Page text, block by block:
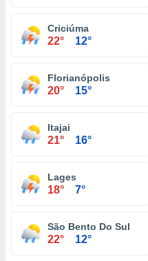
Criciúma
22° 12°
Florianópolis
20° 15°
Itajai
21° 16°
Lages
18° 7°
São Bento Do Sul
22° 12°